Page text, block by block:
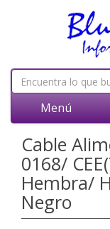
Menú
Cable
0168/
Hembra/
Negro